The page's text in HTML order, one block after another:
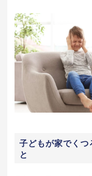
子どもが家でくつ
と